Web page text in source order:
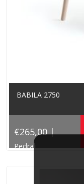
BABILA 2750
€265,00 |
Pedrali